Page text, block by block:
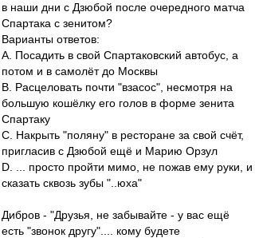
в наши дни с Дзюбой после очередного матча
Спартака с зенитом?
Варианты ответов:
А. Посадить в свой Спартаковский автобус, а
потом и в самолёт до Москвы
B. Расцеловать почти "взасос", несмотря на
большую кошёлку его голов в форме зенита
Спартаку
C. Накрыть "поляну" в ресторане за свой счёт,
пригласив с Дзюбой ещё и Марию Орзул
D. ... просто пройти мимо, не пожав ему руки, и
сказать сквозь зубы "..юха"
Дибров - "Друзья, не забывайте - у вас ещё
есть "звонок другу".... кому будете